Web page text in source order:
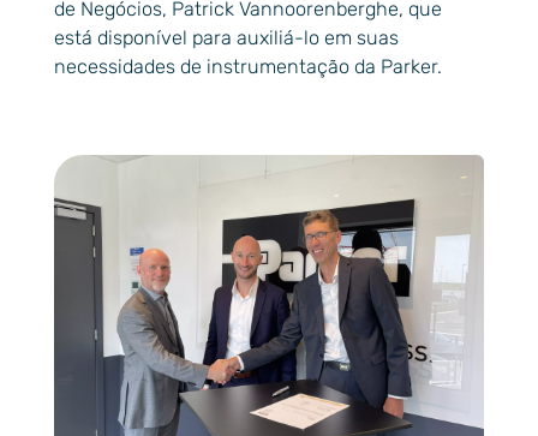
de Negócios, Patrick Vannoorenberghe, que
está disponível para auxiliá-lo em suas
necessidades de instrumentação da Parker.